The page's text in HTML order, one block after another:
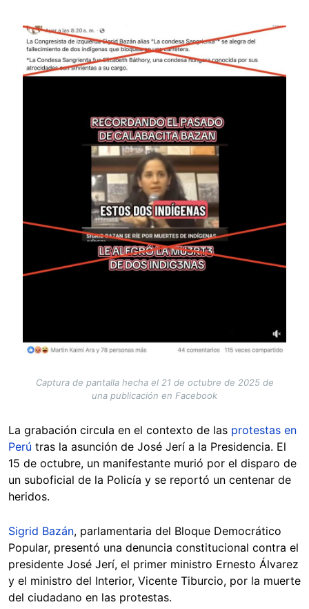
Image
Captura de pantalla hecha el 21 de octubre de 2025 de
una publicación en Facebook
La grabación circula en el contexto de las protestas en
Perú tras la asunción de José Jerí a la Presidencia. El
15 de octubre, un manifestante murió por el disparo de
un suboficial de la Policía y se reportó un centenar de
heridos.
Sigrid Bazán, parlamentaria del Bloque Democrático
Popular, presentó una denuncia constitucional contra el
presidente José Jerí, el primer ministro Ernesto Álvarez
y el ministro del Interior, Vicente Tiburcio, por la muerte
del ciudadano en las protestas.